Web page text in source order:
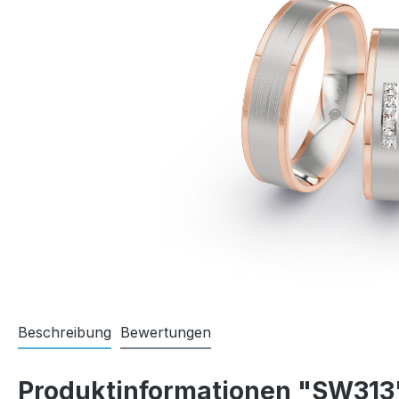
Beschreibung Bewertungen
Produktinformationen